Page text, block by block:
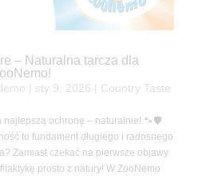
– Naturalna tarcza dla
sty 9, 2026 Country Taste
najlepszą ochronę – naturalnie! 🐾🛡️
to fundament długiego i radosnego
Zamiast czekać na pierwsze objawy
prosto z natury! W ZooNemo